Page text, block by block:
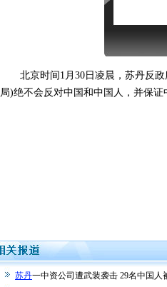
北京时间1月30日凌晨，苏丹反政
局)绝不会反对中国和中国人，并保证
苏丹一中资公司遭武装袭击 29名中国人